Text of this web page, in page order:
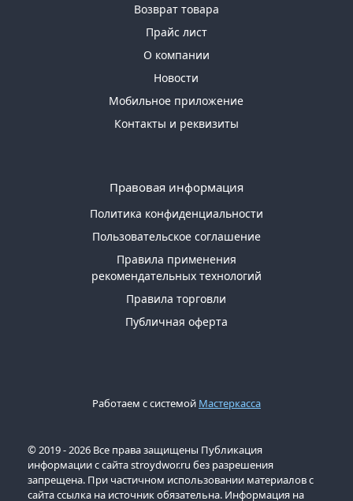
Возврат товара
Прайс лист
О компании
Новости
Мобильное приложение
Контакты и реквизиты
Правовая информация
Политика конфиденциальности
Пользовательское соглашение
Правила применения
рекомендательных технологий
Правила торговли
Публичная оферта
Работаем с системой Мастеркасса
© 2019 - 2026 Все права защищены Публикация
информации с сайта stroydwor.ru без разрешения
запрещена. При частичном использовании материалов с
сайта ссылка на источник обязательна. Информация на